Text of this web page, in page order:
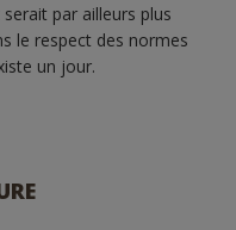
par ailleurs plus
le respect des normes
un jour.